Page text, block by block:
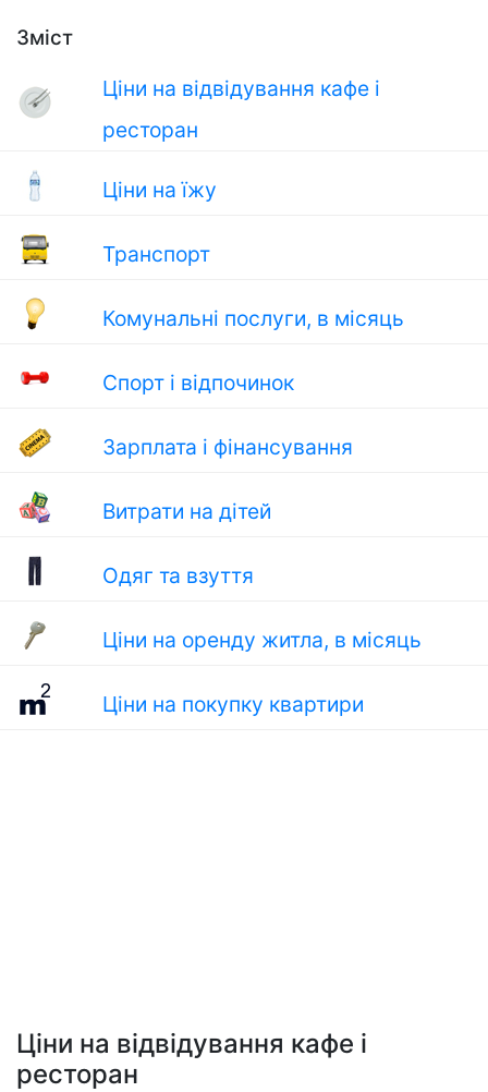
Зміст
Ціни на відвідування кафе і
ресторан
Ціни на їжу
Транспорт
Комунальні послуги, в місяць
Спорт і відпочинок
Зарплата і фінансування
Витрати на дітей
Одяг та взуття
Ціни на оренду житла, в місяць
Ціни на покупку квартири
Ціни на відвідування кафе і
ресторан